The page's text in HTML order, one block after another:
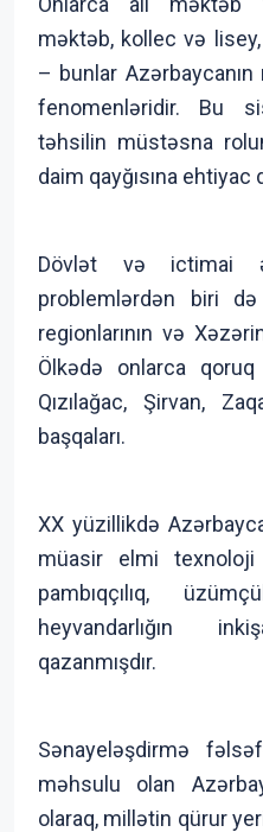
məktəb, kollec və
– bunlar
fenomenləridir. Bu
təhsilin müstəsna
daim qayğısına ehtiyac
Dövlət və ictimai
problemlərdən biri
regionlarının və
Ölkədə onlarca qoruq
Qızılağac, Şirvan,
başqaları.
XX yüzillikdə
müasir elmi texnoloji
pambıqçılıq,
heyvandarlığın
qazanmışdır.
Sənayeləşdirmə
məhsulu olan
olaraq, millətin qürur